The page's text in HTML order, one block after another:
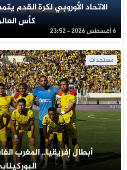
الاتحاد الأوروبي لكرة
كأس
6 أغسطس 2026 - 23:52
مستجدات
أبطال إفريقيا.. المغرب